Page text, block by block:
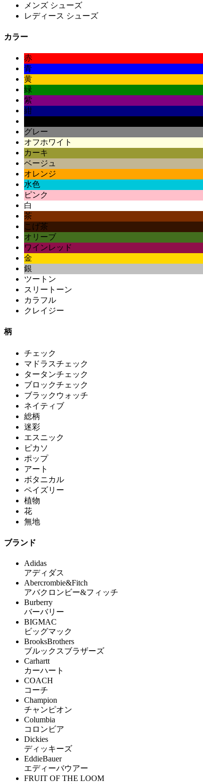
メンズ シューズ
レディース シューズ
カラー
赤
青
黄
緑
紫
紺
グレー
オフホワイト
カーキ
ベージュ
オレンジ
水色
ピンク
白
茶
こげ茶
オリーブ
ワインレッド
金
銀
ツートン
スリートーン
カラフル
クレイジー
柄
チェック
マドラスチェック
タータンチェック
ブロックチェック
ブラックウォッチ
ネイティブ
総柄
迷彩
エスニック
ピカソ
ポップ
アート
ボタニカル
ペイズリー
植物
花
無地
ブランド
Adidas
アディダス
Abercrombie&Fitch
アバクロンビー&フィッチ
Burberry
バーバリー
BIGMAC
ビッグマック
BrooksBrothers
ブルックスブラザーズ
Carhartt
カーハート
COACH
コーチ
Champion
チャンピオン
Columbia
コロンビア
Dickies
ディッキーズ
EddieBauer
エディーバウアー
FRUIT OF THE LOOM